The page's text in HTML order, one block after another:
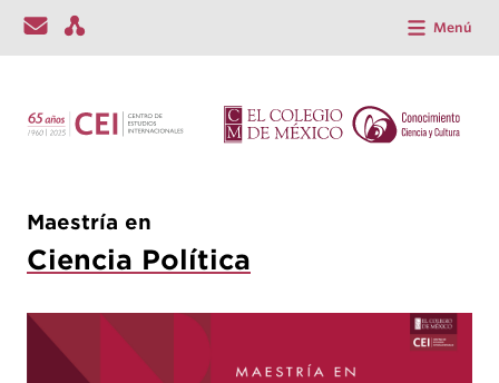
Menú
Maestría en
Ciencia Política